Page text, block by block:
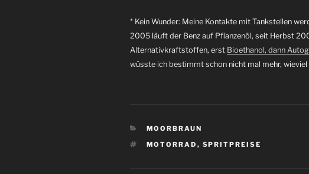
* Kein Wunder: Meine Kontakte mit Tankstellen
2005 läuft der Benz auf Pflanzenöl, seit Herbst
Alternativkraftstoffen, erst Bioethanol, dann
wüsste ich bestimmt schon nicht mal mehr,
KATEGORIEN
MOORBRAUN
SCHLAGWÖRTER
MOTORRAD , SPRITPREISE